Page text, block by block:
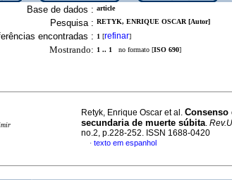
Base de dados : article
Pesquisa : RETYK, ENRIQUE OSCAR [Autor]
encontradas : 1 [refinar]
Mostrando: 1 .. 1 no formato [ISO 690]
Retyk, Enrique Oscar et al. Consenso
secundaria de muerte súbita.
no.2, p.228-252. ISSN 1688-0420
· texto em espanhol